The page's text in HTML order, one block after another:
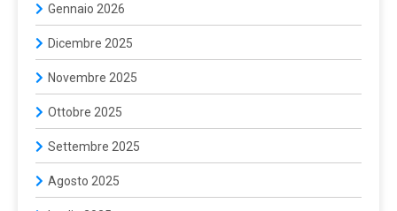
Gennaio 2026
Dicembre 2025
Novembre 2025
Ottobre 2025
Settembre 2025
Agosto 2025